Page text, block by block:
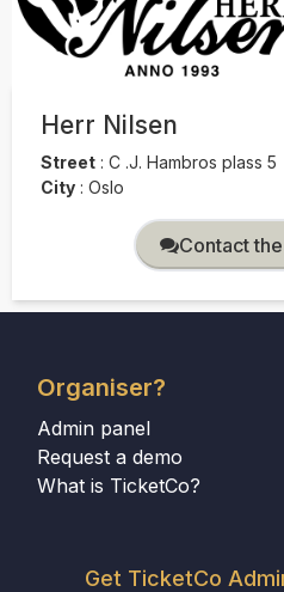
Herr Nilsen
Street : C .J. Hambros plass 5
City : Oslo
Organiser?
Admin panel
Request a demo
What is TicketCo?
Get TicketCo